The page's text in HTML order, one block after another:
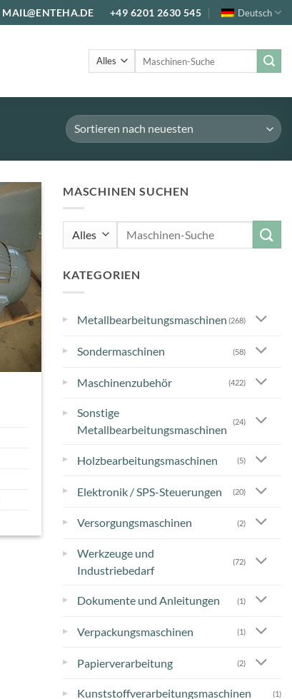
MAIL@ENTEHA.DE +49 6201 2630 545 Deutsch
MASCHINEN SUCHEN
Suche
nach:
KATEGORIEN
▸ Metallbearbeitungsmaschinen (268)
▸ Sondermaschinen (58)
▸ Maschinenzubehör (422)
▸
Sonstige
Metallbearbeitungsmaschinen
(24)
▸ Holzbearbeitungsmaschinen (5)
▸ Elektronik / SPS-Steuerungen (20)
▸ Versorgungsmaschinen (2)
▸
Werkzeuge und
Industriebedarf
(72)
▸ Dokumente und Anleitungen (1)
▸ Verpackungsmaschinen (1)
▸ Papierverarbeitung (2)
▸ Kunststoffverarbeitungsmaschinen (1)